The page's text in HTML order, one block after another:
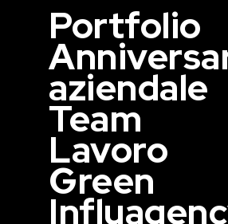
Portfolio
aziendale
Team
Lavoro
Green